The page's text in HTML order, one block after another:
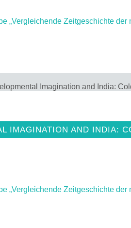
„Vergleichende Zeitgeschichte der
Imagination and India:
IMAGINATION AND INDIA:
„Vergleichende Zeitgeschichte der